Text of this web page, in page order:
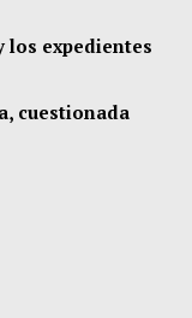
los expedientes
cuestionada